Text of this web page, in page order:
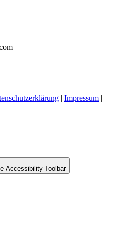
| Impressum |
Accessibility Toolbar